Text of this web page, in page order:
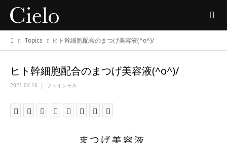
Topics ヒト幹細胞配合のまつげ美容液(^o^)/
ヒト幹細胞配合のまつげ美容液(^o^)/
2021.04.16 フェイシャル